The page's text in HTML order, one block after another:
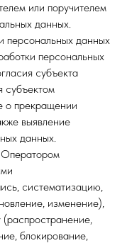
или поручителем
данных.
персональных данных
персональных
субъекта
субъектом
о прекращении
выявление
данных.
систематизацию,
изменение),
(распространение,
блокирование,